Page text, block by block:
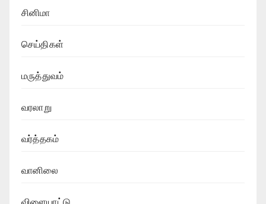
சினிமா
செய்திகள்
மருத்துவம்
வரலாறு
வர்த்தகம்
வானிலை